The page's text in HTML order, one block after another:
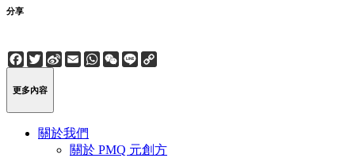
分享
Facebook
Twitter
Sina
Weibo
EmailWhatsApp
WeChat
Line
更多內容
關於我們
關於 PMQ 元創方